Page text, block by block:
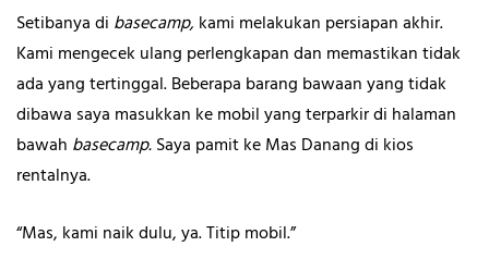
Setibanya di basecamp,kami melakukan persiapan akhir.
Kami mengecek ulang perlengkapan dan memastikan tidak
ada yang tertinggal. Beberapa barang bawaan yang tidak
dibawa saya masukkan ke mobil yang terparkir di halaman
bawah basecamp.Saya pamit ke Mas Danang di kios
rentalnya.
“Mas, kami naik dulu, ya. Titip mobil.”